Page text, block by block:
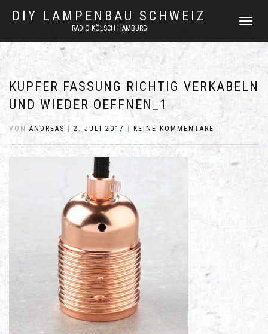
DIY LAMPENBAU SCHWEIZ
RADIO KÖLSCH HAMBURG
KUPFER FASSUNG RICHTIG VERKABELN
UND WIEDER OEFFNEN_1
VONANDREAS 2. JULI 2017 KEINE KOMMENTARE